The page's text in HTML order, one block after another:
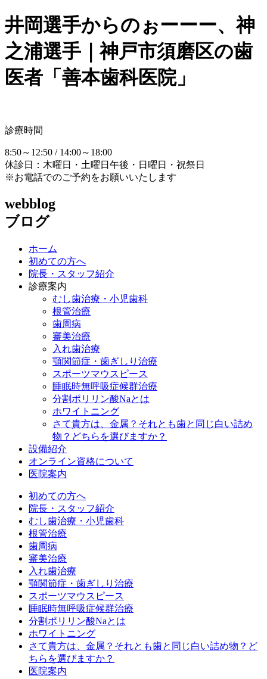
井岡選手からのぉーーー、神
之浦選手｜神戸市須磨区の歯
医者「善本歯科医院」
診療時間
8:50～12:50 / 14:00～18:00
休診日：木曜日・土曜日午後・日曜日・祝祭日
※お電話でのご予約をお願いいたします
webblog
ブログ
ホーム
初めての方へ
院長・スタッフ紹介
診療案内
むし歯治療・小児歯科
根管治療
歯周病
審美治療
入れ歯治療
顎関節症・歯ぎしり治療
スポーツマウスピース
睡眠時無呼吸症候群治療
分割ポリリン酸Naとは
ホワイトニング
さて貴方は、金属？それとも歯と同じ白い詰め
物？どちらを選びますか？
設備紹介
オンライン資格について
医院案内
初めての方へ
院長・スタッフ紹介
むし歯治療・小児歯科
根管治療
歯周病
審美治療
入れ歯治療
顎関節症・歯ぎしり治療
スポーツマウスピース
睡眠時無呼吸症候群治療
分割ポリリン酸Naとは
ホワイトニング
さて貴方は、金属？それとも歯と同じ白い詰め物？ど
ちらを選びますか？
医院案内